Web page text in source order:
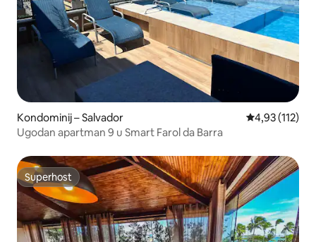
Kondominij – Salvador Prosječna
4,93 (112)
Ugodan apartman 9 u Smart Farol da Barra
Superhost
Superhost